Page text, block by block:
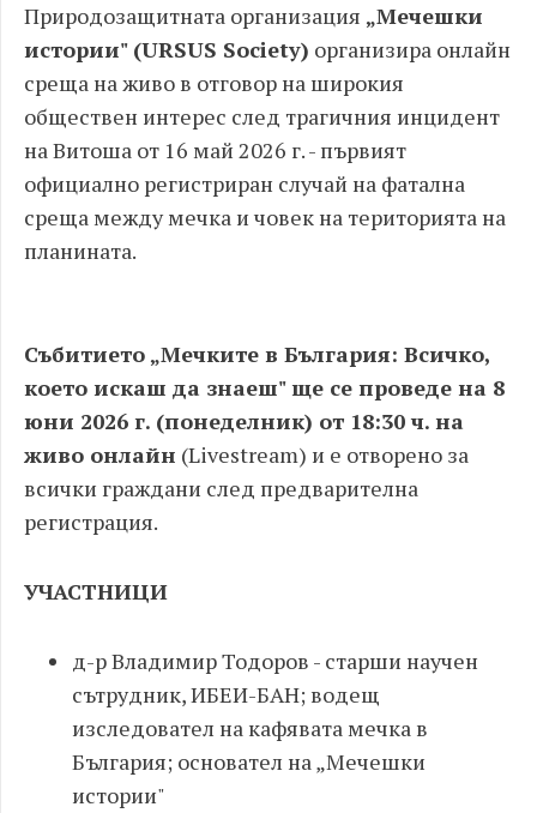
Природозащитната организация „Мечешки
истории" (URSUS Society) организира онлайн
среща на живо в отговор на широкия
обществен интерес след трагичния инцидент
на Витоша от 16 май 2026 г. - първият
официално регистриран случай на фатална
среща между мечка и човек на територията на
планината.
Събитието „Мечките в България: Всичко,
което искаш да знаеш" ще се проведе на 8
юни 2026 г. (понеделник) от 18:30 ч. на
живо онлайн (Livestream) и е отворено за
всички граждани след предварителна
регистрация.
УЧАСТНИЦИ
д-р Владимир Тодоров - старши научен
сътрудник, ИБЕИ-БАН; водещ
изследовател на кафявата мечка в
България; основател на „Мечешки
истории"